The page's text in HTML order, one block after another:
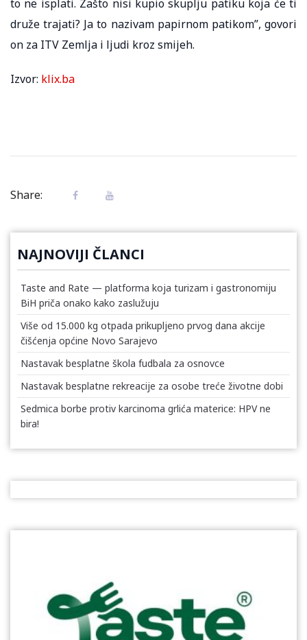
to ne isplati. Zašto nisi kupio skuplju patiku koja će ti
druže trajati? Ja to nazivam papirnom patikom”, govori
on za ITV Zemlja i ljudi kroz smijeh.
Izvor: klix.ba
Share:
NAJNOVIJI ČLANCI
Taste and Rate — platforma koja turizam i gastronomiju
BiH priča onako kako zaslužuju
Više od 15.000 kg otpada prikupljeno prvog dana akcije
čišćenja općine Novo Sarajevo
Nastavak besplatne škola fudbala za osnovce
Nastavak besplatne rekreacije za osobe treće životne dobi
Sedmica borbe protiv karcinoma grlića materice: HPV ne
bira!